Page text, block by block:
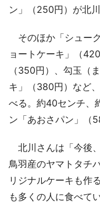
ン」（250円）が北
そのほか「シュー
ョートケーキ」（
（350円）、勾玉（
キ」（380円）など
べる。約40センチ、
ン「あおさパン」（
北川さんは「今後
鳥羽産のヤマトタチ
リジナルケーキも作
も多くの人に食べて